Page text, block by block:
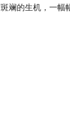
斓的生机，一幅